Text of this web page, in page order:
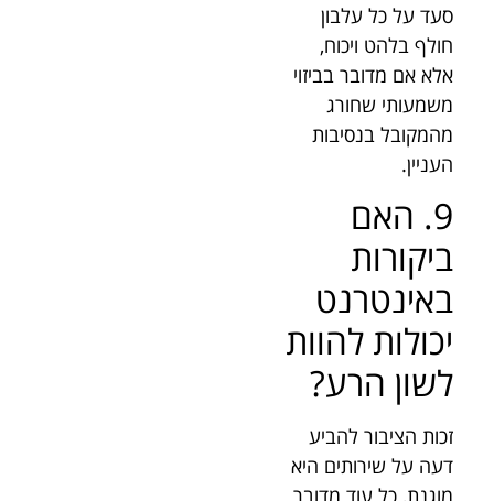
סעד על כל עלבון
חולף בלהט ויכוח,
אלא אם מדובר בביזוי
משמעותי שחורג
מהמקובל בנסיבות
העניין.
9. האם
ביקורות
באינטרנט
יכולות להוות
לשון הרע?
זכות הציבור להביע
דעה על שירותים היא